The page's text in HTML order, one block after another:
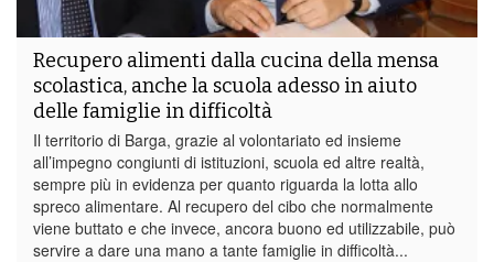
Recupero alimenti dalla cucina della mensa
scolastica, anche la scuola adesso in aiuto
delle famiglie in difficoltà
Il territorio di Barga, grazie al volontariato ed insieme
all’impegno congiunti di istituzioni, scuola ed altre realtà,
sempre più in evidenza per quanto riguarda la lotta allo
spreco alimentare. Al recupero del cibo che normalmente
viene buttato e che invece, ancora buono ed utilizzabile, può
servire a dare una mano a tante famiglie in difficoltà...